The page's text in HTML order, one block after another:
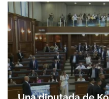
Una diputada de